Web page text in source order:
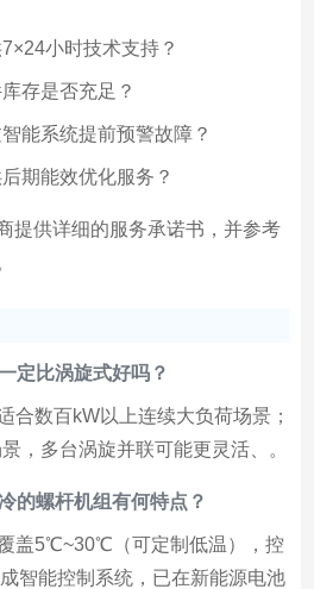
小时技术支持？
存是否充足？
能系统提前预警故障？
期能效优化服务？
提供详细的服务承诺书，并参考
定比涡旋式好吗？
合数百kW以上连续大负荷场景；
，多台涡旋并联可能更灵活、。
的螺杆机组有何特点？
盖5℃~30℃（可定制低温），控
智能控制系统，已在新能源电池